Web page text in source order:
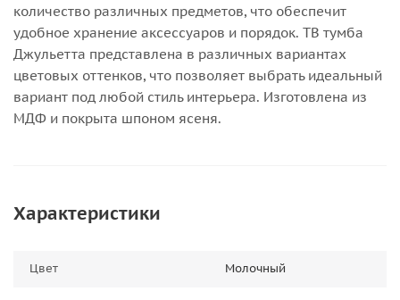
количество различных предметов, что обеспечит
удобное хранение аксессуаров и порядок. ТВ тумба
Джульетта представлена в различных вариантах
цветовых оттенков, что позволяет выбрать идеальный
вариант под любой стиль интерьера. Изготовлена из
МДФ и покрыта шпоном ясеня.
Характеристики
Цвет Молочный